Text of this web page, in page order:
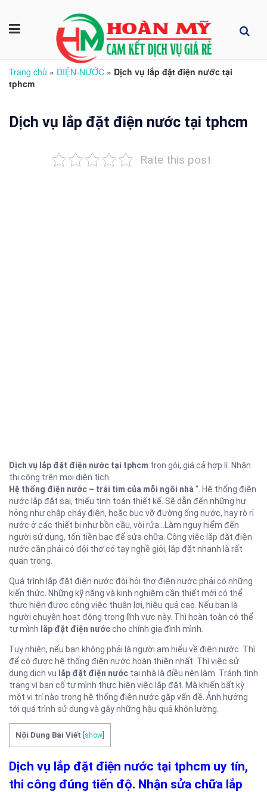
Trang chủ » ĐIỆN-NƯỚC » Dịch vụ lắp đặt điện nước tại
tphcm
Dịch vụ lắp đặt điện nước tại tphcm
Rate this post
Dịch vụ lắp đặt điện nước tại tphcm trọn gói, giá cả hợp lí. Nhận
thi công trên mọi diện tích.
Hệ thống điện nước – trái tim của mỗi ngôi nhà “. Hệ thống điện
nước lắp đặt sai, thiếu tính toán thiết kế. Sẽ dẫn đến những hư
hỏng như chập cháy điện, hoặc bục vỡ đường ống nước, hay rò rỉ
nước ở các thiết bị như bồn cầu, vòi rửa…Làm nguy hiểm đến
người sử dụng, tốn tiền bạc để sửa chữa. Công việc lắp đặt điện
nước cần phải có đội thợ có tay nghề giỏi, lắp đặt nhanh là rất
quan trọng.
Quá trình lắp đặt điện nước đòi hỏi thợ điện nước phải có những
kiến thức. Những kỹ năng và kinh nghiệm cần thiết mới có thể
thực hiện được công việc thuận lợi, hiệu quả cao. Nếu bạn là
người chuyên hoạt động trong lĩnh vực này. Thì hoàn toàn có thể
tự mình lắp đặt điện nướccho chính gia đình mình.
Tuy nhiên, nếu bạn không phải là người am hiểu về điện nước. Thì
để có được hệ thống điện nước hoàn thiện nhất. Thì việc sử
dụng dịch vụ lắp đặt điện nước tại nhà là điều nên làm. Tránh tình
trạng vì bạn cố tự mình thực hiện việc lắp đặt. Mà khiến bất kỳ
một vị trí nào trong hệ thống điện nước gặp vấn đề. Ảnh hưởng
tới quá trình sử dụng và gây những hậu quả khôn lường.
Nội Dung Bài Viết show
Dịch vụ lắp đặt điện nước tại tphcm uy tín,
thi công đúng tiến độ. Nhận sửa chữa lắp